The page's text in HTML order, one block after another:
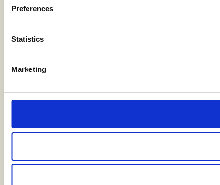
Preferences
Statistics
Marketing